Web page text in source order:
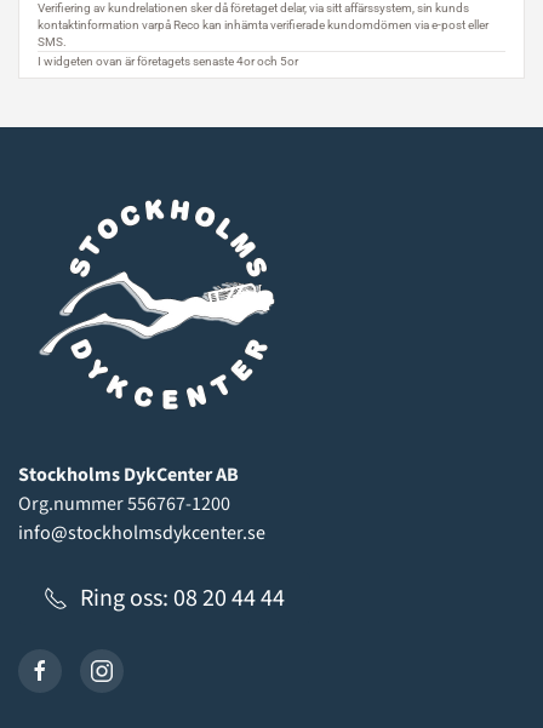
Stockholms DykCenter AB
Org.nummer 556767-1200
info@stockholmsdykcenter.se
Ring oss: 08 20 44 44